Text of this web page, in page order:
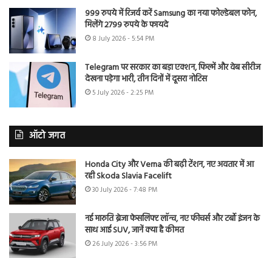
999 रुपये में रिजर्व करें Samsung का नया फोल्डेबल फोन,
मिलेंगे 2799 रुपये के फायदे
8 July 2026 - 5:54 PM
Telegram पर सरकार का बड़ा एक्शन, फिल्में और वेब सीरीज
देखना पड़ेगा भारी, तीन दिनों में दूसरा नोटिस
5 July 2026 - 2:25 PM
ऑटो जगत
Honda City और Verna की बढ़ी टेंशन, नए अवतार में आ
रही Skoda Slavia Facelift
30 July 2026 - 7:48 PM
नई मारुति ब्रेजा फेसलिफ्ट लॉन्च, नए फीचर्स और टर्बो इंजन के
साथ आई SUV, जानें क्या है कीमत
26 July 2026 - 3:56 PM